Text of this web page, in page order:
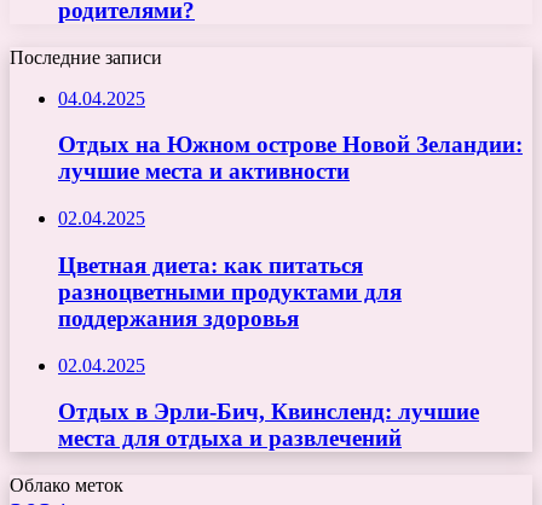
родителями?
Последние записи
04.04.2025
Отдых на Южном острове Новой Зеландии:
лучшие места и активности
02.04.2025
Цветная диета: как питаться
разноцветными продуктами для
поддержания здоровья
02.04.2025
Отдых в Эрли-Бич, Квинсленд: лучшие
места для отдыха и развлечений
Облако меток